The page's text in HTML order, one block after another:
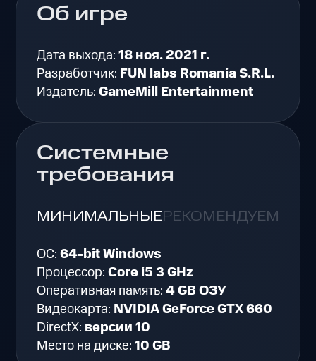
Об игре
Дата выхода:18 ноя. 2021 г.
Разработчик: FUN labs Romania S.R.L.
Издатель:GameMill Entertainment
Системные
требования
МИНИМАЛЬНЫЕРЕКОМЕНДУЕМЫЕ
ОС:64-bit Windows
Процессор:Core i5 3 GHz
Оперативная память:4 GB ОЗУ
Видеокарта: NVIDIA GeForce GTX 660
DirectX: версии 10
Место на диске:10 GB